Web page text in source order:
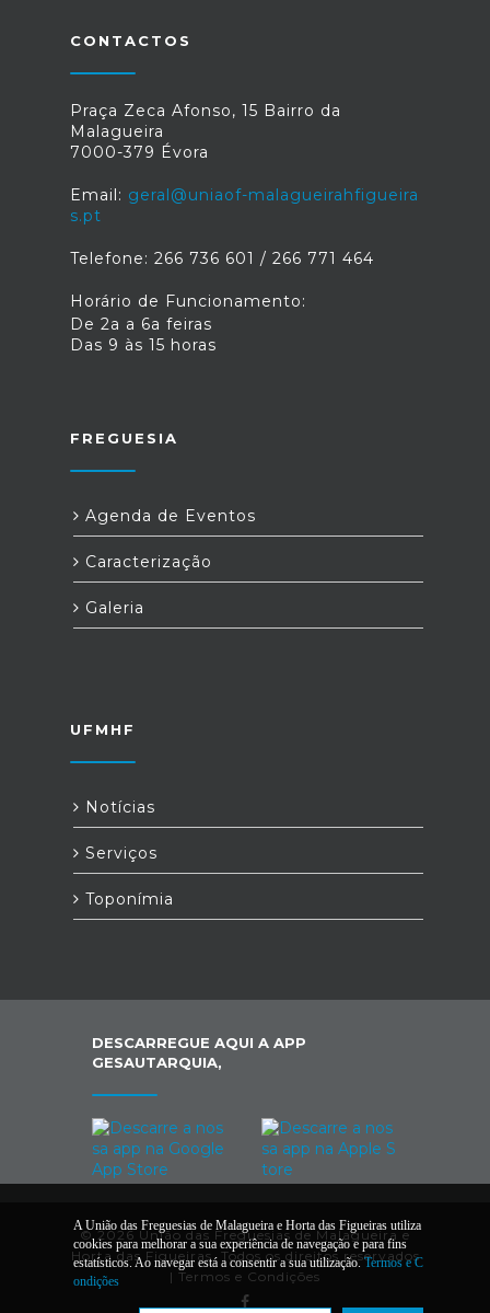
CONTACTOS
Praça Zeca Afonso, 15 Bairro da
Malagueira
7000-379 Évora
Email: geral@uniaof-malagueirahfigueira
s.pt
Telefone: 266 736 601 / 266 771 464
Horário de Funcionamento:
De 2a a 6a feiras
Das 9 às 15 horas
FREGUESIA
Agenda de Eventos
Caracterização
Galeria
UFMHF
Notícias
Serviços
Toponímia
DESCARREGUE AQUI A APP
GESAUTARQUIA,
© 2026 União das Freguesias de Malagueira e
Horta das Figueiras. Todos os direitos reservados
| Termos e Condições
A União das Freguesias de Malagueira e Horta das Figueiras utiliza
cookies para melhorar a sua experiência de navegação e para fins
estatísticos. Ao navegar está a consentir a sua utilização.Termos e C
ondições